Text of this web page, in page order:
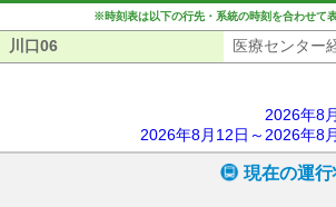
※時刻表は以下の行先・系統の時刻を合わせて
川口06 医療センター
2026年8
2026年8月12日～2026年8
現在の運